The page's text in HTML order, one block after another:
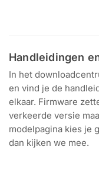
Handleidingen
In het
en vind je de
elkaar. Firmware
verkeerde versie
modelpagina kies je
dan kijken we mee.